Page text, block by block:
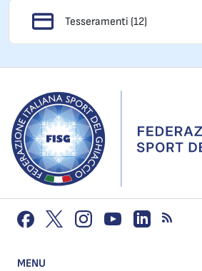
Tesseramenti (12)
MENU